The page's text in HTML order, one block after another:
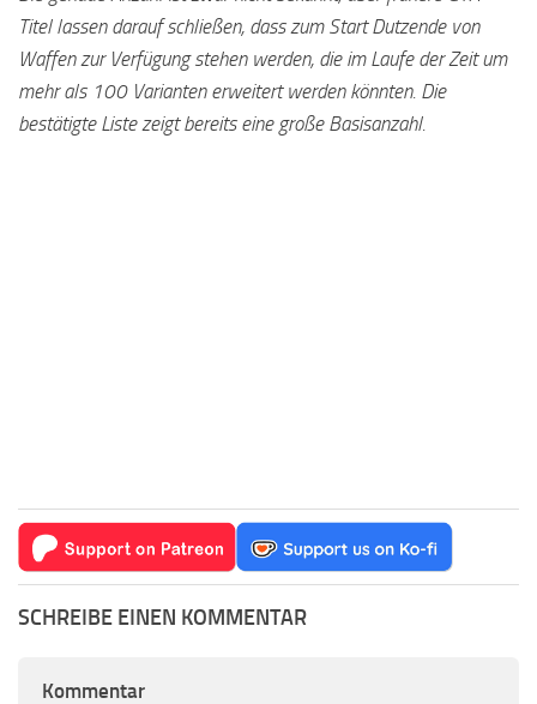
Titel lassen darauf schließen, dass zum Start Dutzende von
Waffen zur Verfügung stehen werden, die im Laufe der Zeit um
mehr als 100 Varianten erweitert werden könnten. Die
bestätigte Liste zeigt bereits eine große Basisanzahl.
SCHREIBE EINEN KOMMENTAR
Kommentar